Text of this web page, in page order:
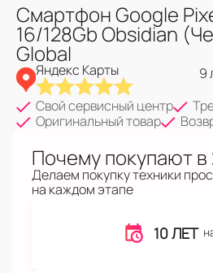
Смартфон Google
16/128Gb Obsidian
Global
Яндекс Карты 9
Свой сервисный центр
Оригинальный товар
Почему покупают в
Делаем покупку техники
на каждом этапе
10 ЛЕТ